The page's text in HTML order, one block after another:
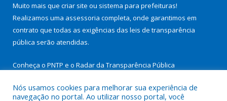
Muito mais que criar site ou sistema para prefeituras!
Realizamos uma assessoria completa, onde garantimos em
contrato que todas as exigências das leis de transparência
pública serão atendidas.
Conheça o PNTP e o Radar da Transparência Pública
Nós usamos cookies para melhorar sua experiência de
navegação no portal. Ao utilizar nosso portal, você